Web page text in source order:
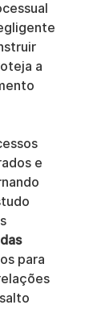
a
e
para